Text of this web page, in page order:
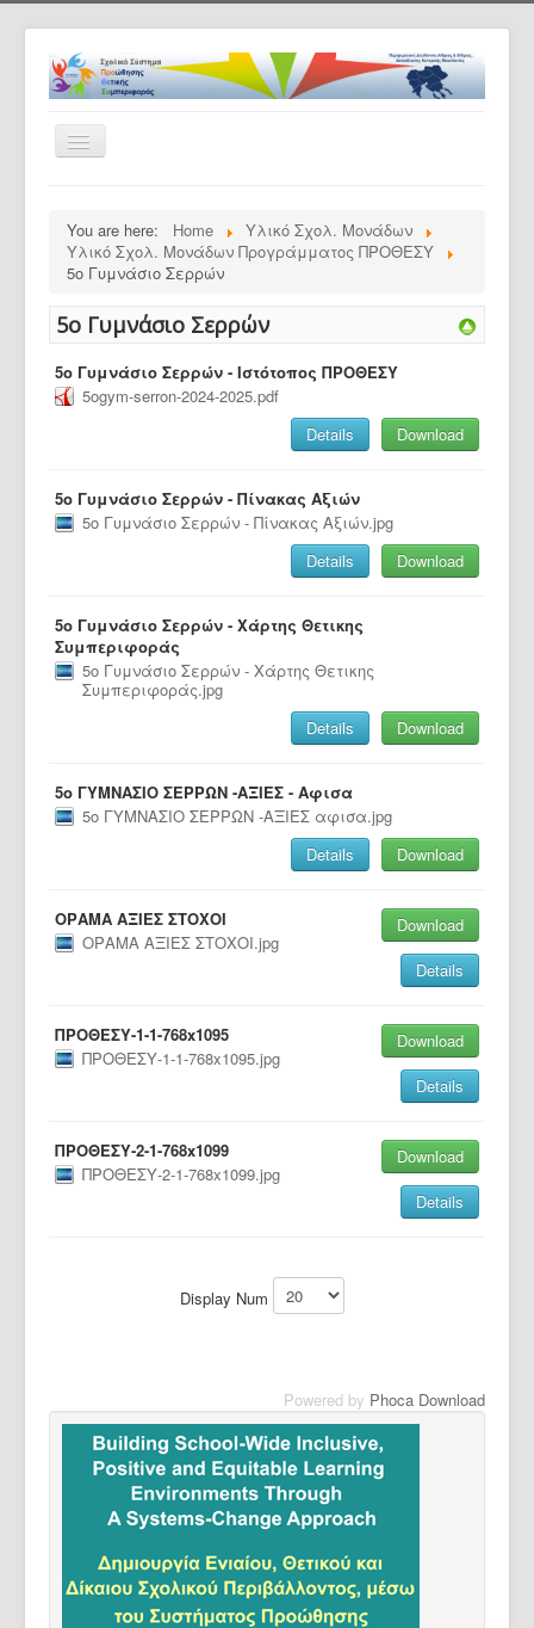
Toggle
Navigation
Το πρόγραμμα
Ανακοινώσεις
Εταίροι
Συνεργαζ. Σχολεία
ΠΡΟΘΕΣΥ -Εκπαιδευτικό Υλικό
You are here: Home
Υλικό Σχολ. Μονάδων
Υλικό Σχολ. Μονάδων Προγράμματος ΠΡΟΘΕΣΥ
5o Γυμνάσιο Σερρών
5o Γυμνάσιο Σερρών
5ο Γυμνάσιο Σερρών - Ιστότοπος ΠΡΟΘΕΣΥ
5ogym-serron-2024-2025.pdf
Download
Details
5ο Γυμνάσιο Σερρών - Πίνακας Αξιών
5ο Γυμνάσιο Σερρών - Πίνακας Αξιών.jpg
Download
Details
5ο Γυμνάσιο Σερρών - Χάρτης Θετικης
Συμπεριφοράς
5ο Γυμνάσιο Σερρών - Χάρτης Θετικης
Συμπεριφοράς.jpg
Download
Details
5ο ΓΥΜΝΑΣΙΟ ΣΕΡΡΩΝ -ΑΞΙΕΣ - Αφισα
5ο ΓΥΜΝΑΣΙΟ ΣΕΡΡΩΝ -ΑΞΙΕΣ αφισα.jpg
Download
Details
ΟΡΑΜΑ ΑΞΙΕΣ ΣΤΟΧΟΙ
ΟΡΑΜΑ ΑΞΙΕΣ ΣΤΟΧΟΙ.jpg
Download
Details
ΠΡΟΘΕΣΥ-1-1-768x1095
ΠΡΟΘΕΣΥ-1-1-768x1095.jpg
Download
Details
ΠΡΟΘΕΣΥ-2-1-768x1099
ΠΡΟΘΕΣΥ-2-1-768x1099.jpg
Download
Details
Display Num
Powered by Phoca Download